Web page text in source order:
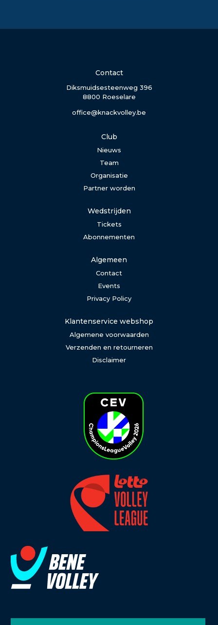
Contact
Diksmuidsesteenweg 396
8800 Roeselare
office@knackvolley.be
Club
Nieuws
Team
Organisatie
Partner worden
Wedstrijden
Tickets
Abonnementen
Algemeen
Contact
Events
Privacy Policy
Klantenservice webshop
Algemene voorwaarden
Verzenden en retourneren
Disclaimer